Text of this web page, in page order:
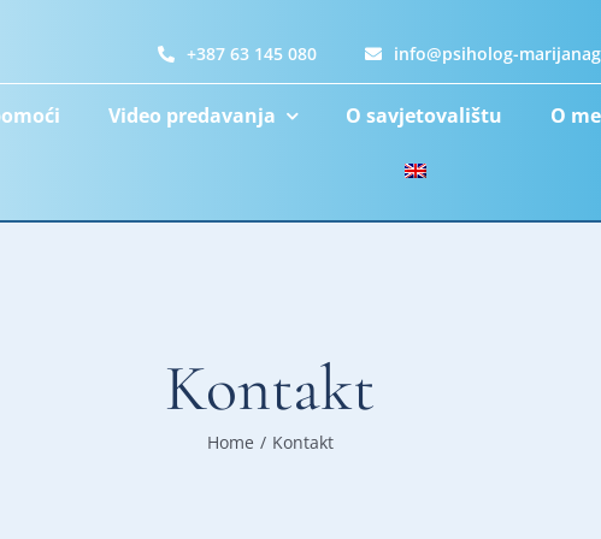
+387 63 145 080 info@psiholog-
Video predavanja O savjetovalištu O
Kontakt
Home / Kontakt